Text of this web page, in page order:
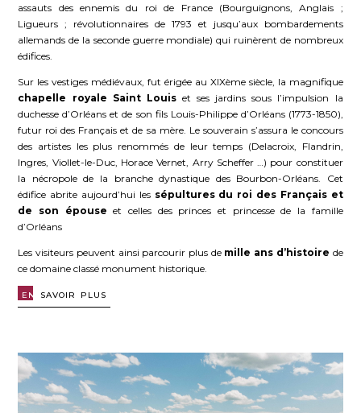
assauts des ennemis du roi de France (Bourguignons, Anglais ;
Ligueurs ; révolutionnaires de 1793 et jusqu’aux bombardements
allemands de la seconde guerre mondiale) qui ruinèrent de nombreux
édifices.
Sur les vestiges médiévaux, fut érigée au XIXème siècle, la magnifique
chapelle royale Saint Louiset ses jardins sous l’impulsion la
duchesse d’Orléans et de son fils Louis-Philippe d’Orléans (1773-1850),
futur roi des Français et de sa mère. Le souverain s’assura le concours
des artistes les plus renommés de leur temps (Delacroix, Flandrin,
Ingres, Viollet-le-Duc, Horace Vernet, Arry Scheffer …) pour constituer
la nécropole de la branche dynastique des Bourbon-Orléans. Cet
édifice abrite aujourd’hui les sépultures du roi des Français et
de son épouse et celles des princes et princesse de la famille
d’Orléans
Les visiteurs peuvent ainsi parcourir plus de mille ans d’histoire de
ce domaine classé monument historique.
EN SAVOIR PLUS